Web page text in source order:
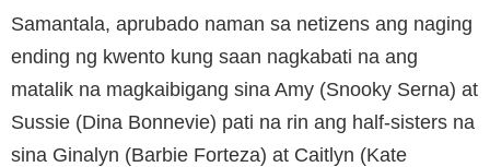
Samantala, aprubado naman sa netizens ang naging
ending ng kwento kung saan nagkabati na ang
matalik na magkaibigang sina Amy (Snooky Serna) at
Sussie (Dina Bonnevie) pati na rin ang half-sisters na
sina Ginalyn (Barbie Forteza) at Caitlyn (Kate